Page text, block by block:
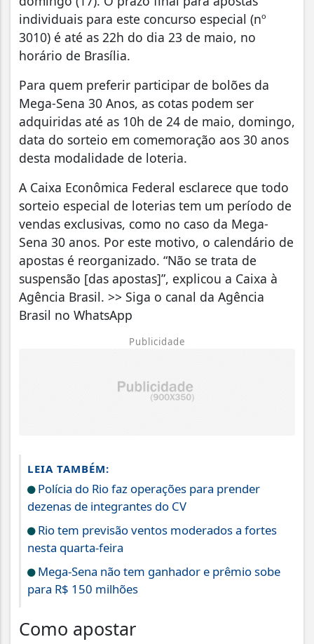
individuais para este concurso especial (nº
3010) é até as 22h do dia 23 de maio, no
horário de Brasília.
Para quem preferir participar de bolões da
Mega-Sena 30 Anos, as cotas podem ser
adquiridas até as 10h de 24 de maio, domingo,
data do sorteio em comemoração aos 30 anos
desta modalidade de loteria.
A Caixa Econômica Federal esclarece que todo
sorteio especial de loterias tem um período de
vendas exclusivas, como no caso da Mega-
Sena 30 anos. Por este motivo, o calendário de
apostas é reorganizado. “Não se trata de
suspensão [das apostas]”, explicou a Caixa à
Agência Brasil. >> Siga o canal da Agência
Brasil no WhatsApp
Publicidade
LEIA TAMBÉM:
Polícia do Rio faz operações para prender
dezenas de integrantes do CV
Rio tem previsão ventos moderados a fortes
nesta quarta-feira
Mega-Sena não tem ganhador e prêmio sobe
para R$ 150 milhões
Como apostar